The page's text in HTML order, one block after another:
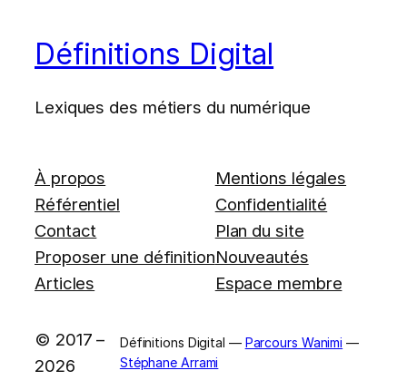
Définitions Digital
Lexiques des métiers du numérique
À propos
Référentiel
Contact
Proposer une définition
Articles
Mentions légales
Confidentialité
Plan du site
Nouveautés
Espace membre
© 2017 –
2026
Définitions Digital — Parcours Wanimi —
Stéphane Arrami